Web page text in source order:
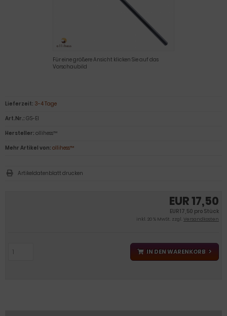
Für eine größere Ansicht klicken Sie auf das
Vorschaubild
EUR 17,50
EUR 17,50 pro Stück
inkl. 20 % MwSt. zzgl. Versandkosten
IN DEN WARENKORB
Lieferzeit: 3-4 Tage
Art.Nr.: GS-EI
Hersteller: ollihess™
Mehr Artikel von: ollihess™
Artikeldatenblatt drucken